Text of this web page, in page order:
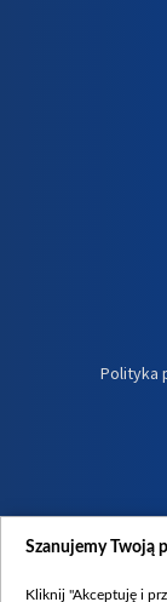
Polityka
Szanujemy Twoją
Kliknij "Akceptuję i